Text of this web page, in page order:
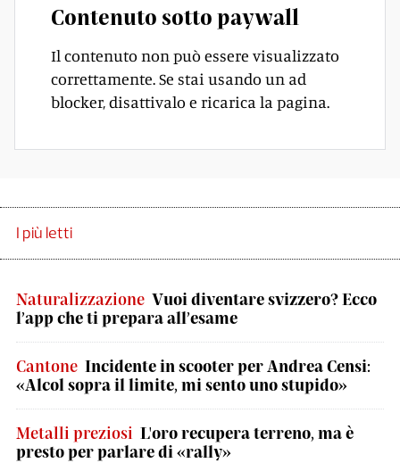
Contenuto sotto paywall
Il contenuto non può essere visualizzato
correttamente. Se stai usando un ad
blocker, disattivalo e ricarica la pagina.
I più letti
Naturalizzazione Vuoi diventare svizzero? Ecco
l’app che ti prepara all’esame
Cantone Incidente in scooter per Andrea Censi:
«Alcol sopra il limite, mi sento uno stupido»
Metalli preziosi L'oro recupera terreno, ma è
presto per parlare di «rally»